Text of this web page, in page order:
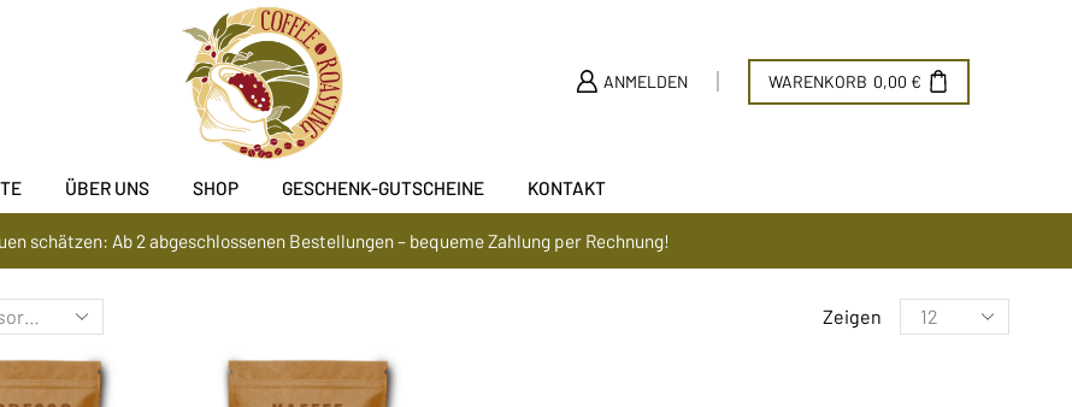
ANMELDEN WARENKORB 0,00 €
ÜBER UNS SHOP GESCHENK-GUTSCHEINE KONTAKT
schätzen: Ab 2 abgeschlossenen Bestellungen – bequeme Zahlung per Rechnung!
Zeigen